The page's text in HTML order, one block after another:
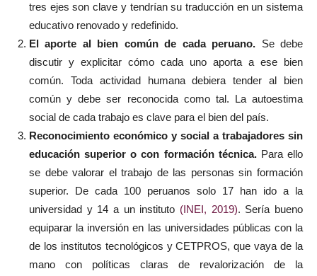
tres ejes son clave y tendrían su traducción en un sistema
educativo renovado y redefinido.
El aporte al bien común de cada peruano. Se debe
discutir y explicitar cómo cada uno aporta a ese bien
común. Toda actividad humana debiera tender al bien
común y debe ser reconocida como tal. La autoestima
social de cada trabajo es clave para el bien del país.
Reconocimiento económico y social a trabajadores sin
educación superior o con formación técnica.Para ello
se debe valorar el trabajo de las personas sin formación
superior. De cada 100 peruanos solo 17 han ido a la
universidad y 14 a un instituto (INEI, 2019). Sería bueno
equiparar la inversión en las universidades públicas con la
de los institutos tecnológicos y CETPROS, que vaya de la
mano con políticas claras de revalorización de la